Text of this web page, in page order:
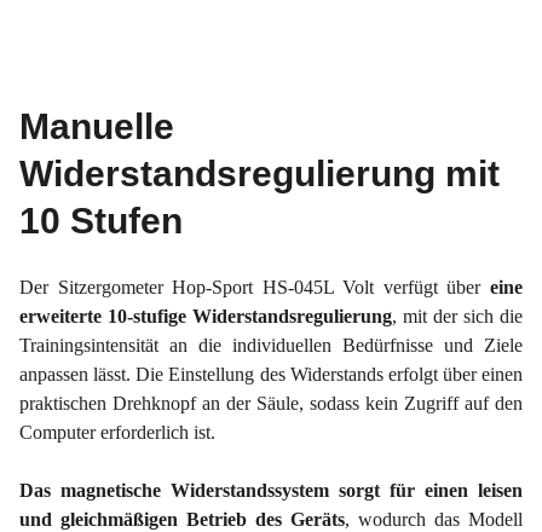
Manuelle
Widerstandsregulierung mit
10 Stufen
Der Sitzergometer Hop-Sport HS-045L Volt verfügt über eine
erweiterte 10-stufige Widerstandsregulierung, mit der sich die
Trainingsintensität an die individuellen Bedürfnisse und Ziele
anpassen lässt. Die Einstellung des Widerstands erfolgt über einen
praktischen Drehknopf an der Säule, sodass kein Zugriff auf den
Computer erforderlich ist.
Das magnetische Widerstandssystem sorgt für einen leisen
und gleichmäßigen Betrieb des Geräts, wodurch das Modell